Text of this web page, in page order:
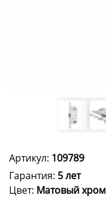
Артикул: 109789
Гарантия: 5 лет
Цвет: Матовый хром